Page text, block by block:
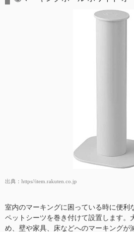
出典： https//item.rakuten.co.jp
室内のマーキングに困っている時に便利
ペットシーツを巻き付けて設置します。
め、壁や家具、床などへのマーキングが